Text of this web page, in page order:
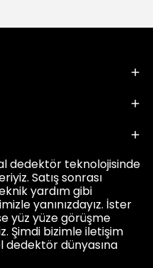
dedektör teknolojisinde
Satış sonrası
yardım gibi
yanınızdayız. İster
yüz yüze görüşme
Şimdi bizimle iletişim
dünyasına